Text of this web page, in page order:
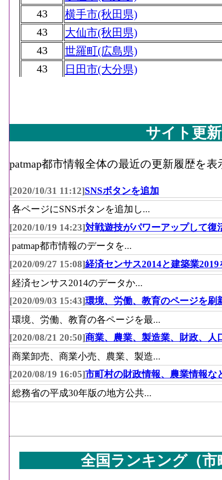
43
横手市(秋田県)
43
大仙市(秋田県)
43
世羅町(広島県)
43
日田市(大分県)
49
志布志市(鹿児島県)
50
別海町(北海道)
51
帯広市(北海道)
51
広島市(広島県)
51
川南町(宮崎県)
55
羅臼町(北海道)
55
竹田市(大分県)
55
豊後大野市(大分県)
58
岩見沢市(北海道)
58
新発田市(新潟県)
58
北広島町(広島県)
61
いわき市(福島県)
61
八代市(熊本県)
61
菊池市(熊本県)
64
白山市(石川県)
64
大分市(大分県)
67
十日町市(新潟県)
67
山口市(山口県)
サイト更
patmap都市情報全体の最近の更新履歴を表
[2020/10/31 11:12]SNSボタンを追加
各ページにSNSボタンを追加し...
[2020/10/19 14:23]対戦遊技がパワーアップして復
patmap都市情報のデータを...
[2020/09/27 15:08]経済センサス2014と建築業2019
経済センサス2014のデータか...
[2020/09/03 15:43]環境、労働、教育のページを刷
環境、労働、教育の各ページを最...
[2020/08/21 20:50]商業、農業、製造業、財政、人
商業卸売、商業小売、農業、製造...
[2020/08/19 16:05]市町村の財政情報、農業情報な
総務省の平成30年版の地方公共...
全国ランキング（